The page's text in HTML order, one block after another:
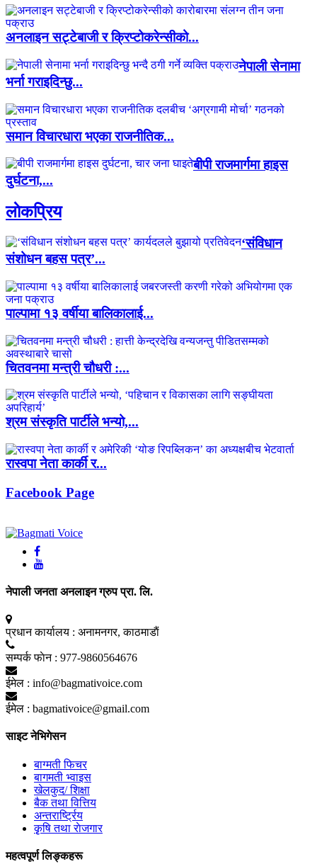
अनलाइन सट्टेबाजी र क्रिप्टोकरेन्सीको...
नेपाली सेनामा
भर्ना गराइदिन्छु...
समान विचारधारा भएका राजनीतिक...
बीपी राजमार्गमा हाइस
दुर्घटना,...
लाेकप्रिय
‘संविधान
संशोधन बहस पत्र’...
पाल्पामा १३ वर्षीया बालिकालाई...
चितवनमा मन्त्री चौधरी :...
श्रम संस्कृति पार्टीले भन्यो,...
रास्वपा नेता कार्की र...
Facebook Page
नेपाली जनता अनलाइन ग्रुप प्रा. लि.
प्रधान कार्यालय : अनामनगर, काठमाडाैं
सम्पर्क फाेन : 977-9860564676
ईमेल : info@bagmativoice.com
ईमेल : bagmativoice@gmail.com
साइट नेभिगेसन
बाग्मती फिचर
बागमती भ्वाइस
खेलकुद/ शिक्षा
बैक तथा वित्तिय
अन्तरार्ष्ट्रिय
कृृषि तथा राेजगार
महत्वपूर्ण लिङ्कहरू